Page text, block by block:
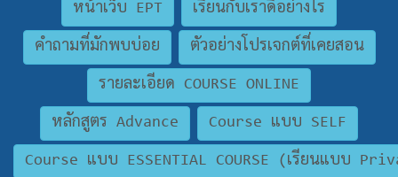
หน้าเว็บ EPT เรียนกับเราดีอย่างไร
คำถามที่มักพบบ่อย ตัวอย่างโปรเจกต์ที่เคยสอน
รายละเอียด COURSE ONLINE
หลักสูตร Advance Course แบบ SELF
Course แบบ ESSENTIAL COURSE (เรียนแบบ